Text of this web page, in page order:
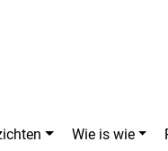
Wie is wie